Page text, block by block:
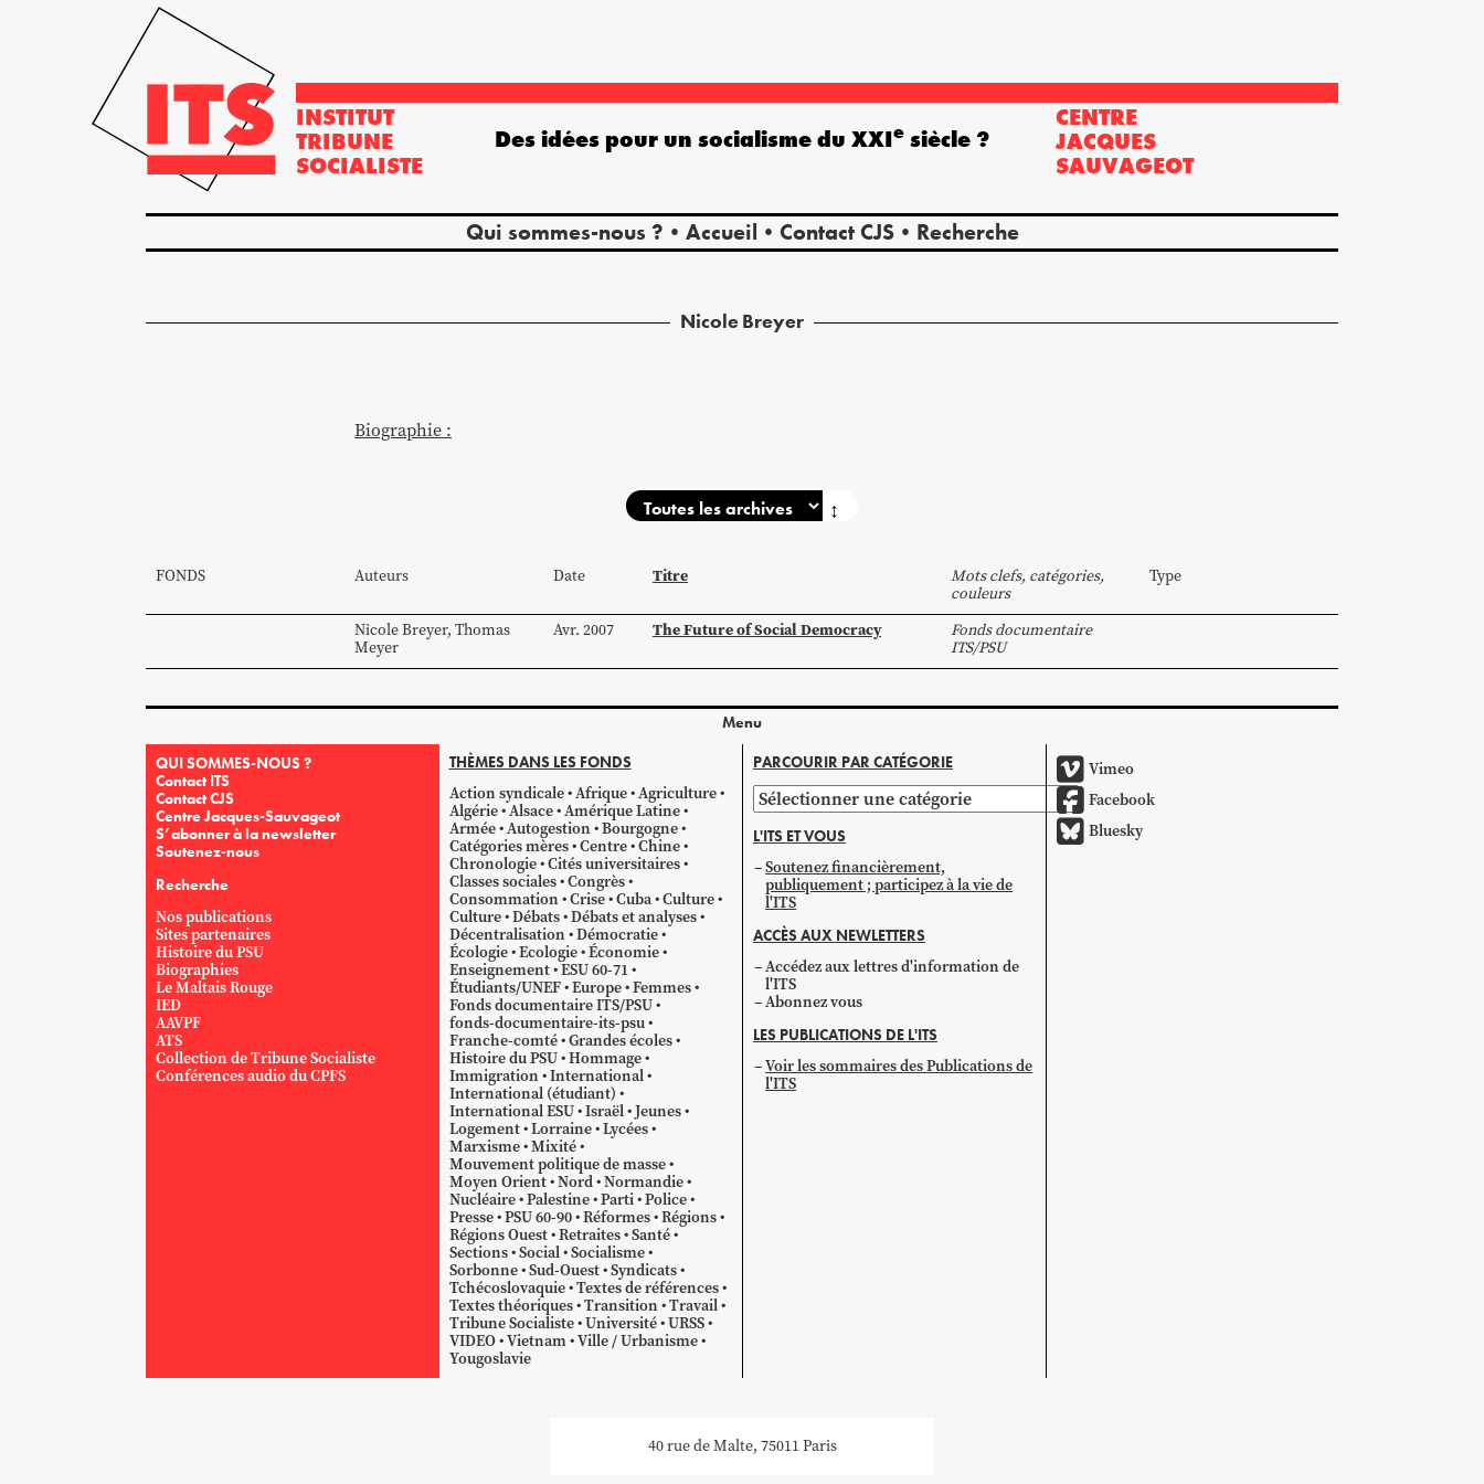
INSTITUT
TRIBUNE
SOCIALISTE
CENTRE
JACQUES
SAUVAGEOT
Qui sommes-nous ? Accueil Contact CJS Recherche
Des idées pour un socialisme du XXIe siècle ?
NicoleBreyer
Biographie :
↕
FONDS Auteurs Date Titre
Mots clefs, catégories,
couleurs
Type
NicoleBreyer, Thomas
Meyer
Avr. 2007 The Future of Social Democracy
Fonds documentaire
ITS/PSU
Menu
QUI SOMMES-NOUS ?
Contact ITS
Contact CJS
Centre Jacques-Sauvageot
S’abonner à la newsletter
Soutenez-nous
Recherche
Nos publications
Sites partenaires
Histoire du PSU
Biographies
Le Maltais Rouge
IED
AAVPF
ATS
Collection de Tribune Socialiste
Conférences audio du CPFS
THÈMES DANS LES FONDS
Action syndicale Afrique Agriculture
Algérie Alsace Amérique Latine
Armée Autogestion Bourgogne
Catégories mères Centre Chine
Chronologie Cités universitaires
Classes sociales Congrès
Consommation Crise Cuba Culture
Culture Débats Débats et analyses
Décentralisation Démocratie
Écologie Ecologie Économie
Enseignement ESU 60-71
Étudiants/UNEF Europe Femmes
Fonds documentaire ITS/PSU
fonds-documentaire-its-psu
Franche-comté Grandes écoles
Histoire du PSU Hommage
Immigration International
International (étudiant)
International ESU Israël Jeunes
Logement Lorraine Lycées
Marxisme Mixité
Mouvement politique de masse
Moyen Orient Nord Normandie
Nucléaire Palestine Parti Police
Presse PSU 60-90 Réformes Régions
Régions Ouest Retraites Santé
Sections Social Socialisme
Sorbonne Sud-Ouest Syndicats
Tchécoslovaquie Textes de références
Textes théoriques Transition Travail
Tribune Socialiste Université URSS
VIDEO Vietnam Ville / Urbanisme
Yougoslavie
PARCOURIR PAR CATÉGORIE
Parcourir
par
catégorie
L'ITS ET VOUS
Soutenez financièrement,
publiquement ; participez à la vie de
l'ITS
ACCÈS AUX NEWLETTERS
Accédez aux lettres d'information de
l'ITS
Abonnez vous
LES PUBLICATIONS DE L'ITS
Voir les sommaires des Publications de
l'ITS
Vimeo
Facebook
Bluesky
40 rue de Malte, 75011 Paris